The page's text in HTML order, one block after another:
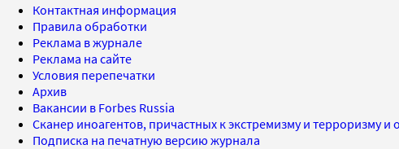
Контактная информация
Правила обработки
Реклама в журнале
Реклама на сайте
Условия перепечатки
Архив
Вакансии в Forbes Russia
Сканер иноагентов, причастных к экстремизму и терроризму
Подписка на печатную версию журнала